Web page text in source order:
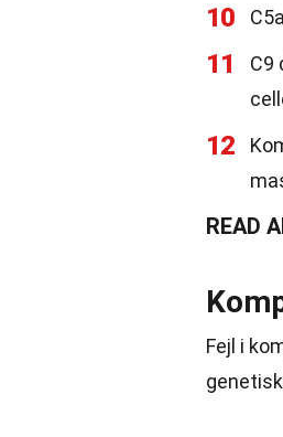
10
11
C9
12
READ
Fejl i